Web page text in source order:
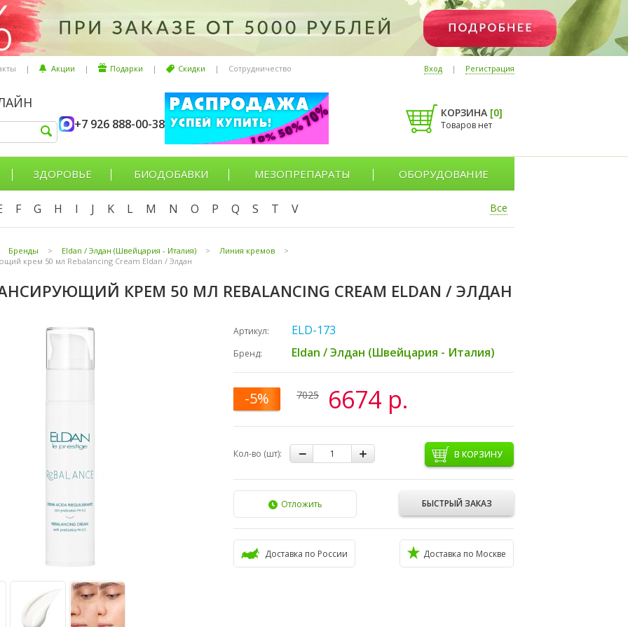
| Акции | Подарки | Скидки | Сотрудничество Вход | Регистрация
+7 926 888-00-38
КОРЗИНА [0]
Товаров нет
ЗДОРОВЬЕ БИОДОБАВКИ МЕЗОПРЕПАРАТЫ ОБОРУДОВАНИЕ
F G H I J K L M N O P Q S T V Все
Бренды > Eldan / Элдан (Швейцария - Италия) > Линия кремов
>
крем 50 мл Rebalancing Cream Eldan / Элдан
КРЕМ 50 МЛ REBALANCING CREAM ELDAN / ЭЛДАН
Артикул: ELD-173
Бренд: Eldan / Элдан (Швейцария - Италия)
-5% 7025 6674 р.
Кол-во (шт): В КОРЗИНУ
БЫСТРЫЙ ЗАКАЗ
Отложить
Доставка по России Доставка по Москве